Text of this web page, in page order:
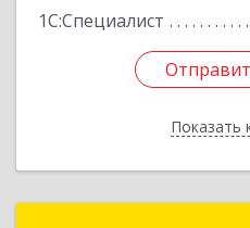
1С:Специалист
Показать